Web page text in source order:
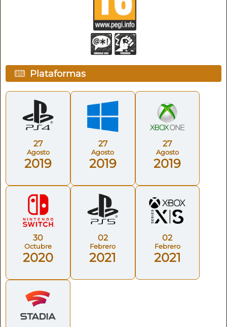
Plataformas
27
Agosto
2019
27
Agosto
2019
27
Agosto
2019
30
Octubre
2020
02
Febrero
2021
02
Febrero
2021